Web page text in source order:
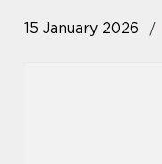
15 January 2026